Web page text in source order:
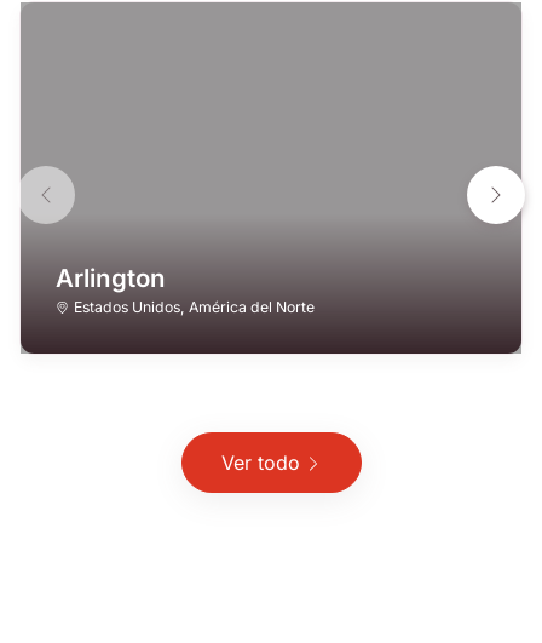
Arlington
Estados Unidos, América del Norte
Ver todo